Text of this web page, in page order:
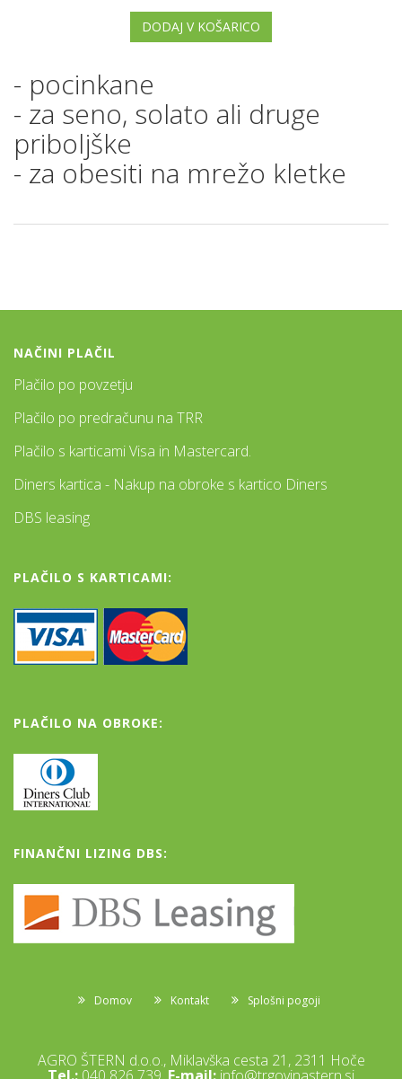
DODAJ V KOŠARICO
- pocinkane
- za seno, solato ali druge
priboljške
- za obesiti na mrežo kletke
NAČINI PLAČIL
Plačilo po povzetju
Plačilo po predračunu na TRR
Plačilo s karticami Visa in Mastercard.
Diners kartica - Nakup na obroke s kartico Diners
DBS leasing
PLAČILO S KARTICAMI:
PLAČILO NA OBROKE:
FINANČNI LIZING DBS:
Domov Kontakt Splošni pogoji
AGRO ŠTERN d.o.o., Miklavška cesta 21, 2311 Hoče